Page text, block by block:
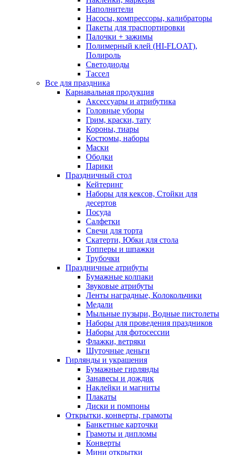
Наполнители
Насосы, компрессоры, калибраторы
Пакеты для траспортировки
Палочки + зажимы
Полимерный клей (HI-FLOAT),
Полироль
Светодиоды
Тассел
Все для праздника
Карнавальная продукция
Аксессуары и атрибутика
Головные уборы
Грим, краски, тату
Короны, тиары
Костюмы, наборы
Маски
Ободки
Парики
Праздничный стол
Кейтеринг
Наборы для кексов, Стойки для
десертов
Посуда
Салфетки
Свечи для торта
Скатерти, Юбки для стола
Топперы и шпажки
Трубочки
Праздничные атрибуты
Бумажные колпаки
Звуковые атрибуты
Ленты наградные, Колокольчики
Медали
Мыльные пузыри, Водные пистолеты
Наборы для проведения праздников
Наборы для фотосессии
Флажки, ветряки
Шуточные деньги
Гирлянды и украшения
Бумажные гирлянды
Занавесы и дождик
Наклейки и магниты
Плакаты
Диски и помпоны
Открытки, конверты, грамоты
Банкетные карточки
Грамоты и дипломы
Конверты
Мини открытки